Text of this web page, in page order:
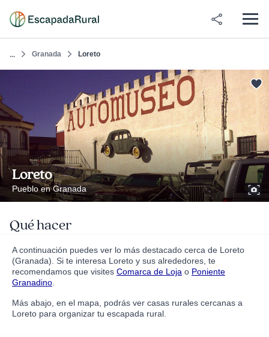
... Granada Loreto
Loreto
Pueblo en Granada
Qué hacer
A continuación puedes ver lo más destacado cerca de Loreto
(Granada). Si te interesa Loreto y sus alrededores, te
recomendamos que visites Comarca de Loja o Poniente
Granadino
Más abajo, en el mapa, podrás ver casas rurales cercanas a
Loreto para organizar tu escapada rural.